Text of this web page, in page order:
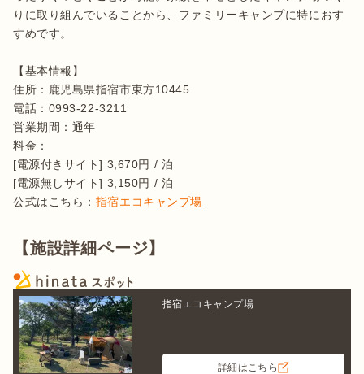
りに取り組んでいることから、ファミリーキャンプに特におす
すめです。
【基本情報】
住所：鹿児島県指宿市東方10445
電話：0993-22-3211
営業期間：通年
料金：
[電源付きサイト] 3,670円 / 泊
[電源無しサイト] 3,150円 / 泊
公式はこちら： 指宿エコキャンプ場
【施設詳細ページ】
指宿エコキャンプ場
詳細はこちら